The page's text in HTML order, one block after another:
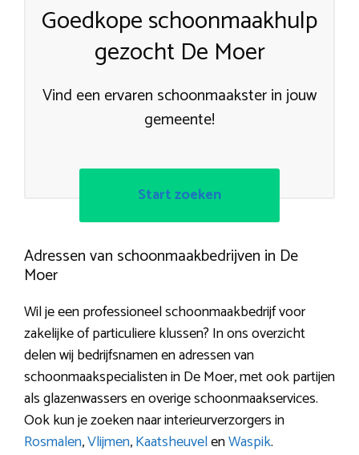
Goedkope schoonmaakhulp
gezocht De Moer
Vind een ervaren schoonmaakster in jouw
gemeente!
Start zoeken
Adressen van schoonmaakbedrijven in De
Moer
Wil je een professioneel schoonmaakbedrijf voor
zakelijke of particuliere klussen? In ons overzicht
delen wij bedrijfsnamen en adressen van
schoonmaakspecialisten in De Moer, met ook partijen
als glazenwassers en overige schoonmaakservices.
Ook kun je zoeken naar interieurverzorgers in
Rosmalen,Vlijmen,KaatsheuvelenWaspik.